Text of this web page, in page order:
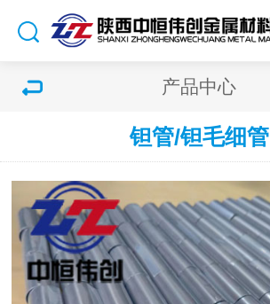
产品中心
钽管/钽毛细管